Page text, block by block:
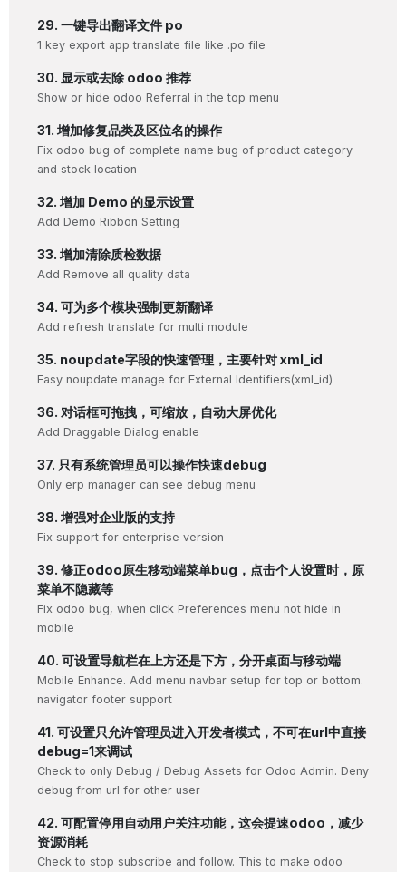
29. 一键导出翻译文件 po
1 key export app translate file like .po file
30. 显示或去除 odoo 推荐
Show or hide odoo Referral in the top menu
31. 增加修复品类及区位名的操作
Fix odoo bug of complete name bug of product category
and stock location
32. 增加 Demo 的显示设置
Add Demo Ribbon Setting
33. 增加清除质检数据
Add Remove all quality data
34. 可为多个模块强制更新翻译
Add refresh translate for multi module
35. noupdate字段的快速管理，主要针对 xml_id
Easy noupdate manage for External Identifiers(xml_id)
36. 对话框可拖拽，可缩放，自动大屏优化
Add Draggable Dialog enable
37. 只有系统管理员可以操作快速debug
Only erp manager can see debug menu
38. 增强对企业版的支持
Fix support for enterprise version
39. 修正odoo原生移动端菜单bug，点击个人设置时，原
菜单不隐藏等
Fix odoo bug, when click Preferences menu not hide in
mobile
40. 可设置导航栏在上方还是下方，分开桌面与移动端
Mobile Enhance. Add menu navbar setup for top or bottom.
navigator footer support
41. 可设置只允许管理员进入开发者模式，不可在url中直接
debug=1来调试
Check to only Debug / Debug Assets for Odoo Admin. Deny
debug from url for other user
42. 可配置停用自动用户关注功能，这会提速odoo，减少
资源消耗
Check to stop subscribe and follow. This to make odoo